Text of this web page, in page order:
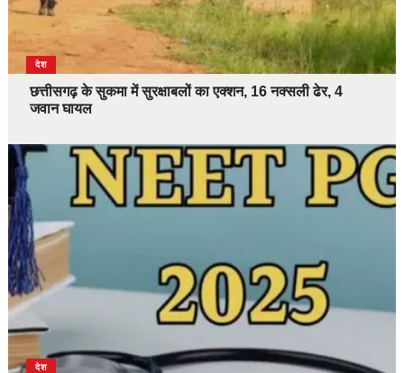
देश
छत्तीसगढ़ के सुकमा में सुरक्षाबलों का एक्शन, 16 नक्सली ढेर, 4
जवान घायल
देश